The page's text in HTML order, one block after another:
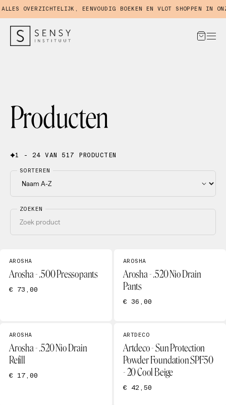
OVERZICHTELIJK, EENVOUDIG BOEKEN EN VLOT SHOPPEN IN ONZE
Producten
1 - 24 VAN 517 PRODUCTEN
ZOEKEN
SORTEREN
AROSHA
Arosha - .500 Pressopants
€ 73,00
AROSHA
Arosha - .520 Nio Drain
Pants
€ 36,00
AROSHA
Arosha - .520 Nio Drain
Refill
€ 17,00
ARTDECO
Artdeco - Sun Protection
Powder Foundation SPF50
- 20 Cool Beige
€ 42,50